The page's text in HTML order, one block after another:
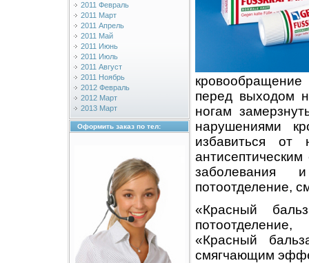
2011 Февраль
2011 Март
2011 Апрель
2011 Май
2011 Июнь
2011 Июль
2011 Август
2011 Ноябрь
2012 Февраль
2012 Март
2013 Март
Оформить заказ по тел:
перед выходом
ногам
нарушениями
избавиться от
заболевания
потоотделение,
«Красный
потоотделение,
«Красный
смягчающим